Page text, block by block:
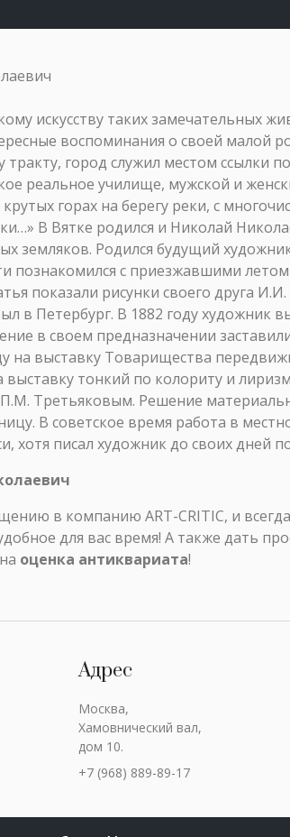
искусству таких
воспоминания о своей малой
город служил местом ссылки
реальное училище, мужской и
горах на берегу реки, с
В Вятке родился и Николай
земляков. Родился будущий
познакомился с приезжавшими
показали рисунки своего друга
в Петербург. В 1882 году художник
в своем предназначении
на выставку Товарищества
выставку тонкий по колориту и
Третьяковым. Решение
В советское время работа в
хотя писал художник до своих дней
в компанию ART-CRITIC, и
для вас время! А также дать
оценка антиквариата!
Адрес
Москва,
Хамовнический вал,
дом 10.
+7 (968) 889-89-17